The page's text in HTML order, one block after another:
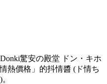
驚安の殿堂 ドン・キホ
熱價格」的抖情醬 (ド情ち